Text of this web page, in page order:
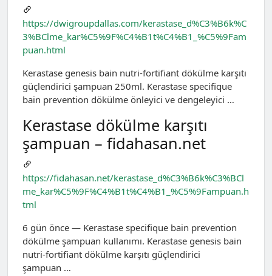
https://dwigroupdallas.com/kerastase_d%C3%B6k%C
3%BClme_kar%C5%9F%C4%B1t%C4%B1_%C5%9Fam
puan.html
Kerastase genesis bain nutri-fortifiant dökülme karşıtı
güçlendirici şampuan 250ml. Kerastase specifique
bain prevention dökülme önleyici ve dengeleyici …
Kerastase dökülme karşıtı
şampuan – fidahasan.net
https://fidahasan.net/kerastase_d%C3%B6k%C3%BCl
me_kar%C5%9F%C4%B1t%C4%B1_%C5%9Fampuan.h
tml
6 gün önce — Kerastase specifique bain prevention
dökülme şampuan kullanımı. Kerastase genesis bain
nutri-fortifiant dökülme karşıtı güçlendirici
şampuan …